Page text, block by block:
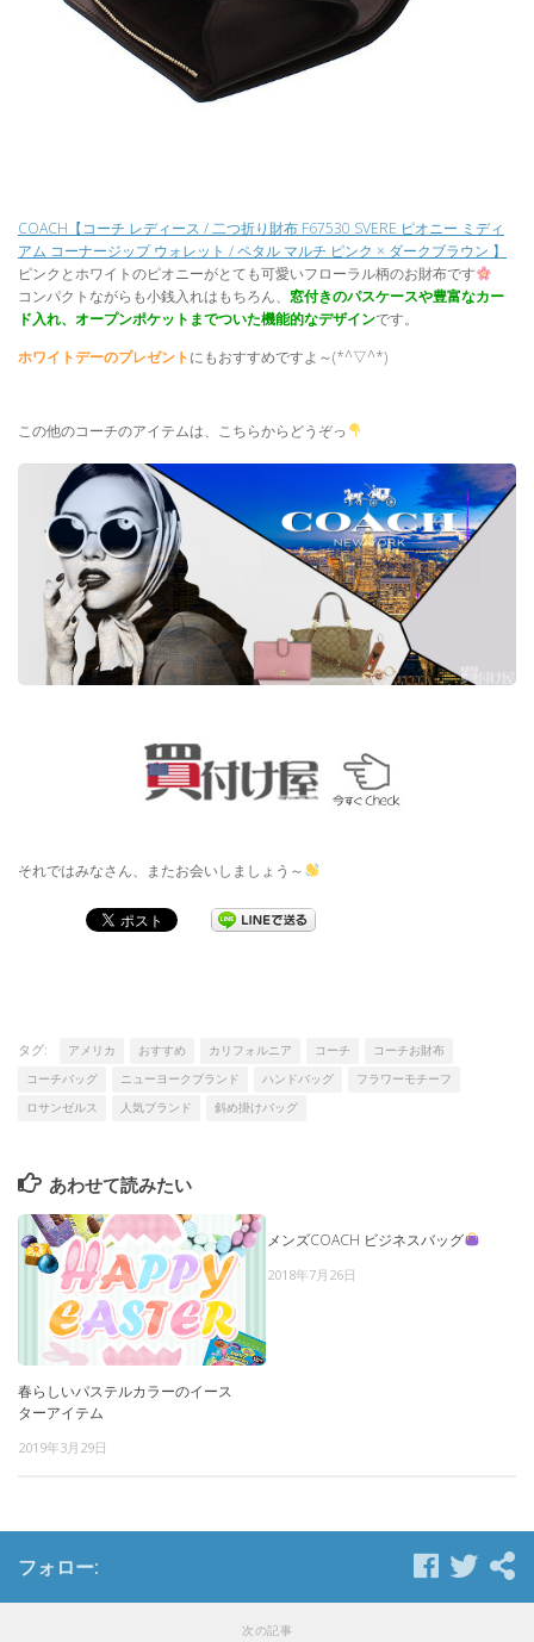
COACH【コーチ レディース / 二つ折り財布 F67530 SVERE ピオニー ミディ
アム コーナージップ ウォレット / ペタル マルチ ピンク × ダークブラウン 】
ピンクとホワイトのピオニーがとても可愛いフローラル柄のお財布です
コンパクトながらも小銭入れはもちろん、 窓付きのパスケースや豊富なカー
ド入れ、オープンポケットまでついた機能的なデザインです。
ホワイトデーのプレゼントにもおすすめですよ～(*^▽^*)
この他のコーチのアイテムは、こちらからどうぞっ
それではみなさん、またお会いしましょう～
タグ: アメリカ おすすめ カリフォルニア コーチ
コーチお財布
コーチバッグ
ニューヨークブランド ハンドバッグ
フラワーモチーフ
ロサンゼルス
人気ブランド 斜め掛けバッグ
あわせて読みたい
春らしいパステルカラーのイース
ターアイテム
2019年3月29日
メンズCOACH ビジネスバッグ
2018年7月26日
フォロー:
次の記事